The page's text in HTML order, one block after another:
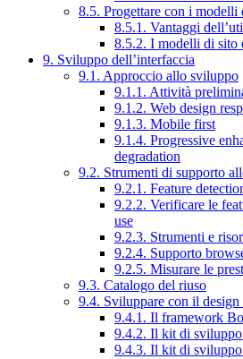
8.5. Progettare con i modelli
8.5.1. Vantaggi
8.5.2. I modelli di sito
9. Sviluppo dell’interfaccia
9.1. Approccio allo sviluppo
9.1.1. Attività
9.1.2. Web design
9.1.3. Mobile first
9.1.4. Progressive
degradation
9.2. Strumenti di supporto
9.2.1. Feature
9.2.2. Verificare le
use
9.2.3. Strumenti e
9.2.4. Supporto
9.2.5. Misurare le
9.3. Catalogo del riuso
9.4. Sviluppare con il design
9.4.1. Il framework
9.4.2. Il kit di sviluppo
9.4.3. Il kit di